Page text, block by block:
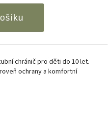
chránič pro děti do 10 let.
ochrany a komfortní